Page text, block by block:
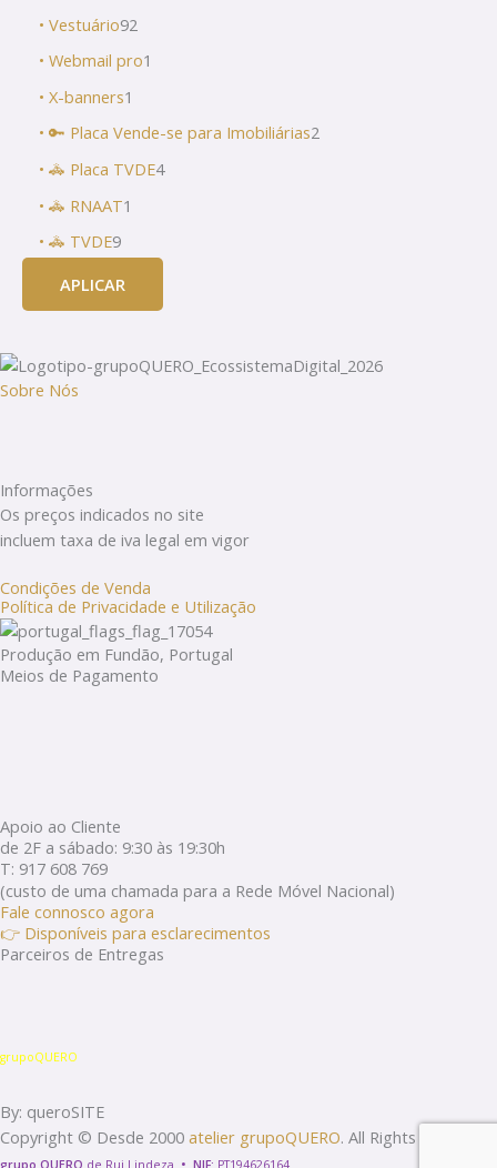
• Vestuário92
• Webmail pro1
• X-banners1
• 🔑 Placa Vende-se para Imobiliárias2
• 🚓 Placa TVDE4
• 🚓 RNAAT1
• 🚓 TVDE9
APLICAR
Sobre Nós
Informações
Os preços indicados no site
incluem taxa de iva legal em vigor
Condições de Venda
Política de Privacidade e Utilização
Produção em Fundão, Portugal
Meios de Pagamento
Apoio ao Cliente
de 2F a sábado: 9:30 às 19:30h
T: 917 608 769
(custo de uma chamada para a Rede Móvel Nacional)
Fale connosco agora
👉 Disponíveis para esclarecimentos
Parceiros de Entregas
grupoQUERO
By: queroSITE
Copyright © Desde 2000 atelier grupoQUERO. All Rights Reserved.
grupo QUERO de Rui Lindeza • NIF: PT194626164